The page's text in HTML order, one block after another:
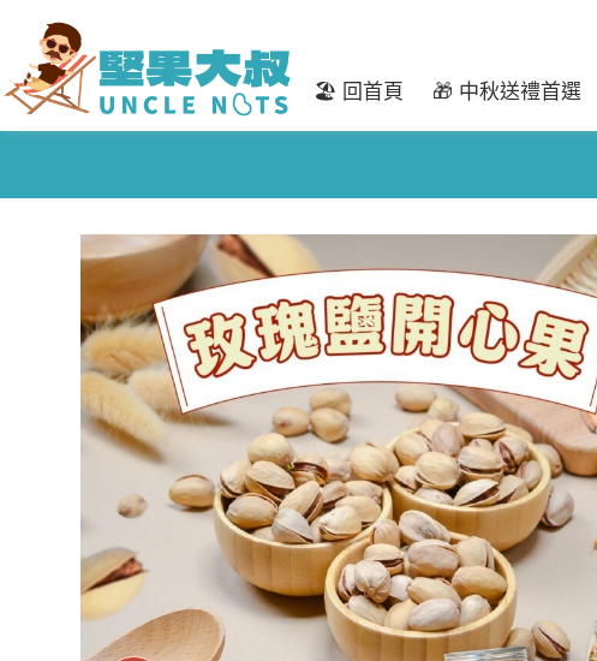
🏖️ 回首頁 🎁 中秋送禮首選